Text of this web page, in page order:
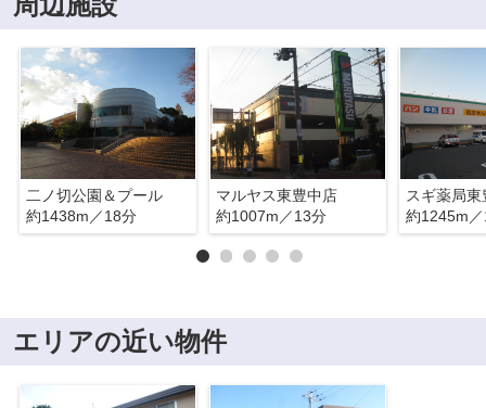
二ノ切公園＆プール
約1438m／18分
マルヤス東豊中店
約1007m／13分
スギ薬局東
約1245m
エリアの近い物件